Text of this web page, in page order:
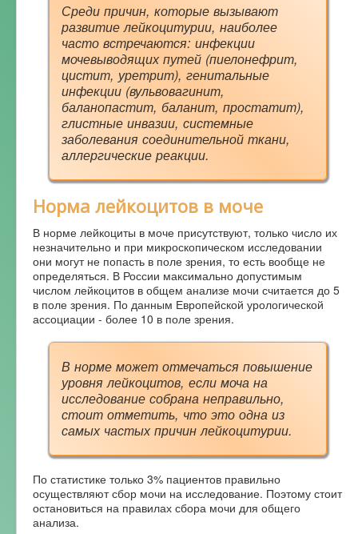
Среди причин, которые вызывают
развитие лейкоцитурии, наиболее
часто встречаются: инфекции
мочевыводящих путей (пиелонефрит,
цистит, уретрит), генитальные
инфекции (вульвовагинит,
баланопастит, баланит, простатит),
глистные инвазии, системные
заболевания соединительной ткани,
аллергические реакции.
Норма лейкоцитов в моче
В норме лейкоциты в моче присутствуют, только число их
незначительно и при микроскопическом исследовании
они могут не попасть в поле зрения, то есть вообще не
определяться. В России максимально допустимым
числом лейкоцитов в общем анализе мочи считается до 5
в поле зрения. По данным Европейской урологической
ассоциации - более 10 в поле зрения.
В норме может отмечаться повышение
уровня лейкоцитов, если моча на
исследование собрана неправильно,
стоит отметить, что это одна из
самых частых причин лейкоцитурии.
По статистике только 3% пациентов правильно
осуществляют сбор мочи на исследование. Поэтому стоит
остановиться на правилах сбора мочи для общего
анализа.